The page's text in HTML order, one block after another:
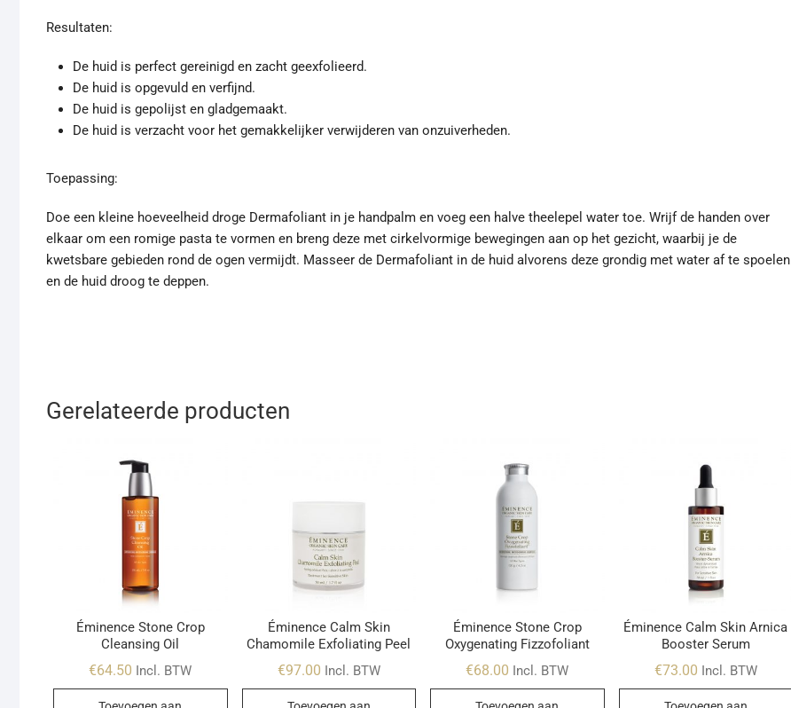
Resultaten:
De huid is perfect gereinigd en zacht geexfolieerd.
De huid is opgevuld en verfijnd.
De huid is gepolijst en gladgemaakt.
De huid is verzacht voor het gemakkelijker verwijderen van onzuiverheden.
Toepassing:
Doe een kleine hoeveelheid droge Dermafoliant in je handpalm en voeg een halve theelepel water toe. Wrijf de handen over
elkaar om een romige pasta te vormen en breng deze met cirkelvormige bewegingen aan op het gezicht, waarbij je de
kwetsbare gebieden rond de ogen vermijdt. Masseer de Dermafoliant in de huid alvorens deze grondig met water af te spoelen
en de huid droog te deppen.
Gerelateerde producten
Éminence Stone Crop
Cleansing Oil
€64.50 Incl. BTW
Éminence Calm Skin
Chamomile Exfoliating Peel
€97.00 Incl. BTW
Éminence Stone Crop
Oxygenating Fizzofoliant
€68.00 Incl. BTW
Éminence Calm Skin Arnica
Booster Serum
€73.00 Incl. BTW